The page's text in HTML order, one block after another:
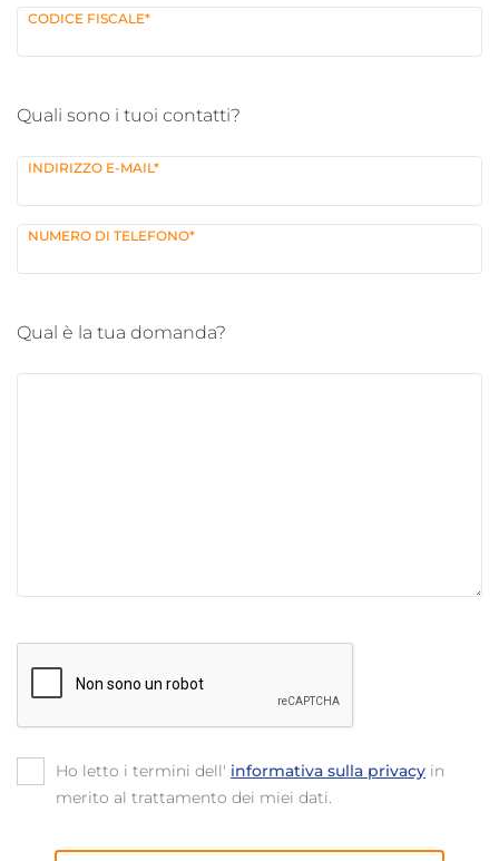
CODICE FISCALE*
Quali sono i tuoi contatti?
INDIRIZZO E-MAIL*
NUMERO DI TELEFONO*
Qual è la tua domanda?
Ho letto i termini dell' informativa sulla privacy in
merito al trattamento dei miei dati.